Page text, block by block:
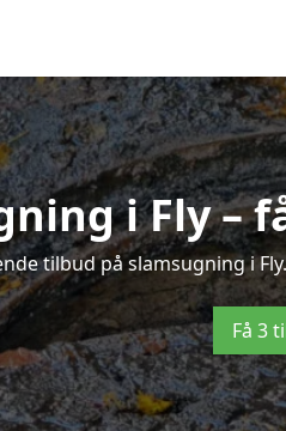
i Fly –
tilbud på slamsugning i
Få 3